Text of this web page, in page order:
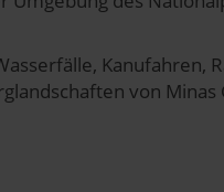
Kanufahren,
von Minas